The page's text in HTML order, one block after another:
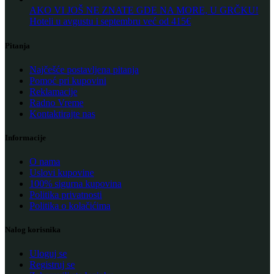
AKO VI JOŠ NE ZNATE GDE NA MORE, U GRČKU!
Hoteli u avgustu i septembru već od 415€
Pitanja
Najčešće postavljena pitanja
Pomoć pri kupovini
Reklamacije
Radno Vreme
Kontaktirajte nas
Informacije
O nama
Uslovi kupovine
100% sigurna kupovina
Politika privatnosti
Politika o kolačićima
Nalog korisnika
Uloguj se
Registruj se